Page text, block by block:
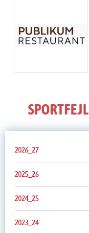
2026_27
2025_26
2024_25
2023_24